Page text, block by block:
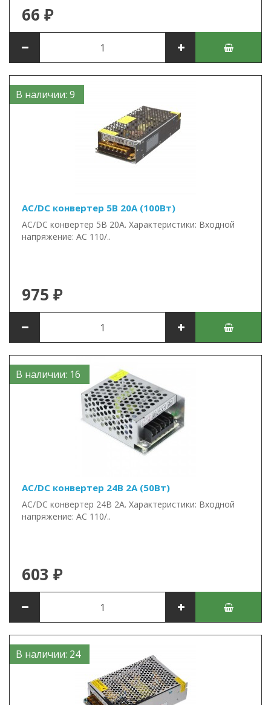
66 ₽
В наличии: 9
AC/DC конвертер 5В 20А (100Вт)
AC/DC конвертер 5В 20А. Характеристики: Входной
напряжение: AC 110/..
975 ₽
В наличии: 16
AC/DC конвертер 24В 2А (50Вт)
AC/DC конвертер 24В 2А. Характеристики: Входной
напряжение: AC 110/..
603 ₽
В наличии: 24